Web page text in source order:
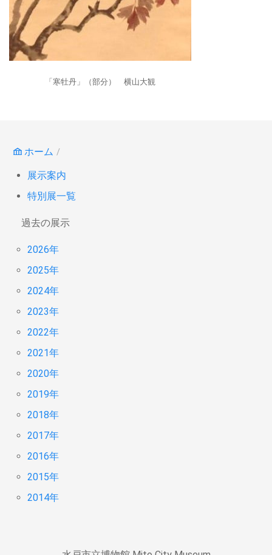
「寒牡丹」（部分） 横山大観
ホーム
展示案内
特別展一覧
過去の展示
2026年
2025年
2024年
2023年
2022年
2021年
2020年
2019年
2018年
2017年
2016年
2015年
2014年